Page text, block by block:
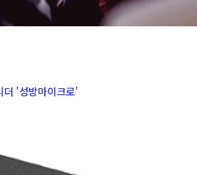
'성방마이크로'